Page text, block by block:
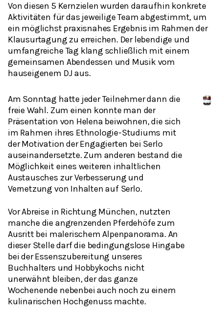
Von diesen 5 Kernzielen wurden daraufhin konkrete
Aktivitäten für das jeweilige Team abgestimmt, um
ein möglichst praxisnahes Ergebnis im Rahmen der
Klausurtagung zu erreichen. Der lebendige und
umfangreiche Tag klang schließlich mit einem
gemeinsamen Abendessen und Musik vom
hauseigenem DJ aus.
Am Sonntag hatte jeder Teilnehmer dann die
freie Wahl. Zum einen konnte man der
Präsentation von Helena beiwohnen, die sich
im Rahmen ihres Ethnologie-Studiums mit
der Motivation der Engagierten bei Serlo
auseinandersetzte. Zum anderen bestand die
Möglichkeit eines weiteren inhaltlichen
Austausches zur Verbesserung und
Vernetzung von Inhalten auf Serlo.
Vor Abreise in Richtung München, nutzten
manche die angrenzenden Pferdehöfe zum
Ausritt bei malerischem Alpenpanorama. An
dieser Stelle darf die bedingungslose Hingabe
bei der Essenszubereitung unseres
Buchhalters und Hobbykochs nicht
unerwähnt bleiben, der das ganze
Wochenende nebenbei auch noch zu einem
kulinarischen Hochgenuss machte.